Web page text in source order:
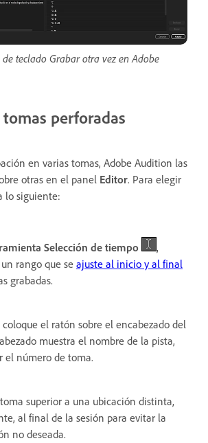
teclado Grabar otra vez en Adobe
perforadas
en varias tomas, Adobe Audition las
otras en el panel Editor. Para elegir
lo siguiente:
Selección de tiempo
,
rango que se ajuste al inicio y al final
grabadas.
coloque el ratón sobre el encabezado del
muestra el nombre de la pista,
el número de toma.
superior a una ubicación distinta,
al final de la sesión para evitar la
no deseada.